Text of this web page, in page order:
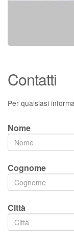
Contatti
Per qualsiasi
Nome
Cognome
Città